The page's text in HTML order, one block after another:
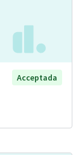
Acceptada